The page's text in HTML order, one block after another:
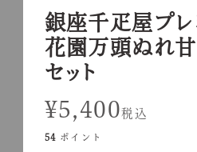
銀座千疋屋プレ
花園万頭ぬれ
セット
¥5,400税込
54 ポイント